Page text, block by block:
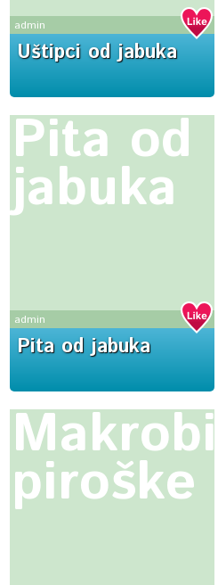
admin
Uštipci od jabuka
Pita od
jabuka
admin
Pita od jabuka
piroške